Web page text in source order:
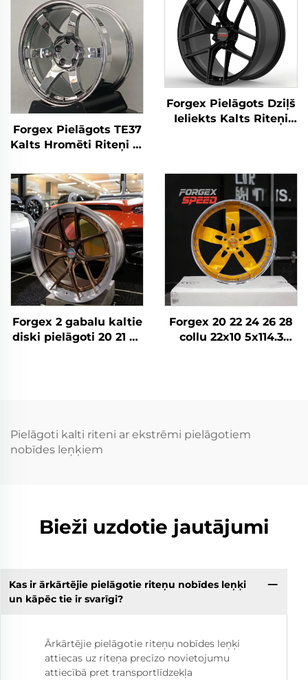
Forgex Pielāgots TE37
Kalts Hromēti Riteņi 19
5x114.3 5x120 priekš
350Z 370Z Supra Civic
IS BMW F30 G20 F32
G22 M3 M4
Forgex Pielāgots Dziļš
Ieliekts Kalts Riteņi
Gabals priekš E60 F10
E30 E46 BMW
Forgex 2 gabalu kaltie
diski pielāgoti 20 21 22
Forgex 20 22 24 26 28
collu 22x10 5x114.3
Pielāgoti kalti riteni ar ekstrēmi pielāgotiem
nobīdes leņķiem
Bieži uzdotie jautājumi
Kas ir ārkārtējie pielāgotie riteņu nobīdes leņķi
un kāpēc tie ir svarīgi?
Ārkārtējie pielāgotie riteņu nobīdes leņķi
attiecas uz riteņa precīzo novietojumu
attiecībā pret transportlīdzekļa